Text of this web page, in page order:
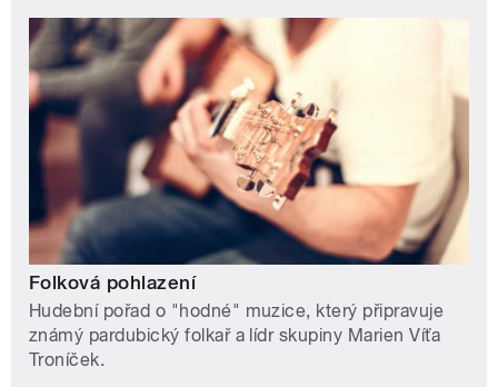
Folková pohlazení
Hudební pořad o "hodné" muzice, který připravuje
známý pardubický folkař a lídr skupiny Marien Víťa
Troníček.